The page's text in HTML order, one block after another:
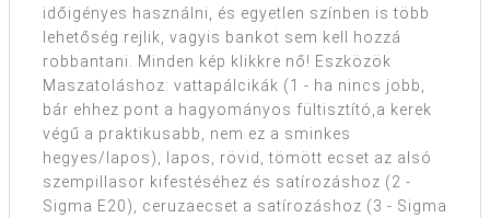
időigényes használni, és egyetlen színben is több
lehetőség rejlik, vagyis bankot sem kell hozzá
robbantani. Minden kép klikkre nő! Eszközök
Maszatoláshoz: vattapálcikák (1 - ha nincs jobb,
bár ehhez pont a hagyományos fültisztító,a kerek
végű a praktikusabb, nem ez a sminkes
hegyes/lapos), lapos, rövid, tömött ecset az alsó
szempillasor kifestéséhez és satírozáshoz (2 -
Sigma E20), ceruzaecset a satírozáshoz (3 - Sigma